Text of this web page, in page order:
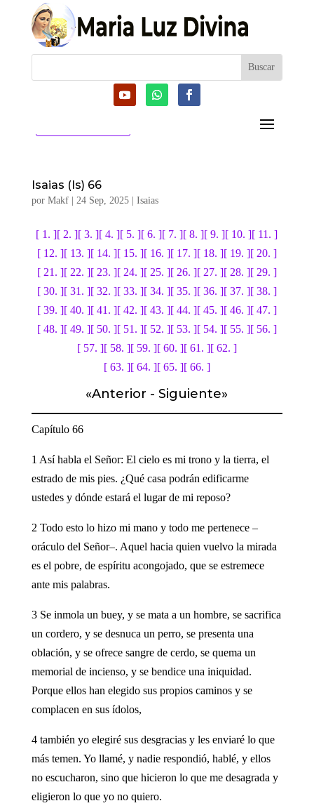
Isaias (Is) 66
por Makf| 24 Sep, 2025| Isaias
[ 1. ][ 2. ][ 3. ][ 4. ][ 5. ][ 6. ][ 7. ][ 8. ][ 9. ][ 10. ][ 11. ]
[ 12. ][ 13. ][ 14. ][ 15. ][ 16. ][ 17. ][ 18. ][ 19. ][ 20. ]
[ 21. ][ 22. ][ 23. ][ 24. ][ 25. ][ 26. ][ 27. ][ 28. ][ 29. ]
[ 30. ][ 31. ][ 32. ][ 33. ][ 34. ][ 35. ][ 36. ][ 37. ][ 38. ]
[ 39. ][ 40. ][ 41. ][ 42. ][ 43. ][ 44. ][ 45. ][ 46. ][ 47. ]
[ 48. ][ 49. ][ 50. ][ 51. ][ 52. ][ 53. ][ 54. ][ 55. ][ 56. ]
[ 57. ][ 58. ][ 59. ][ 60. ][ 61. ][ 62. ]
[ 63. ][ 64. ][ 65. ][ 66. ]
«Anterior -Siguiente»
Capítulo 66
1 Así habla el Señor: El cielo es mi trono y la tierra, el
estrado de mis pies. ¿Qué casa podrán edificarme
ustedes y dónde estará el lugar de mi reposo?
2 Todo esto lo hizo mi mano y todo me pertenece –
oráculo del Señor–. Aquel hacia quien vuelvo la mirada
es el pobre, de espíritu acongojado, que se estremece
ante mis palabras.
3 Se inmola un buey, y se mata a un hombre, se sacrifica
un cordero, y se desnuca un perro, se presenta una
oblación, y se ofrece sangre de cerdo, se quema un
memorial de incienso, y se bendice una iniquidad.
Porque ellos han elegido sus propios caminos y se
complacen en sus ídolos,
4 también yo elegiré sus desgracias y les enviaré lo que
más temen. Yo llamé, y nadie respondió, hablé, y ellos
no escucharon, sino que hicieron lo que me desagrada y
eligieron lo que yo no quiero.